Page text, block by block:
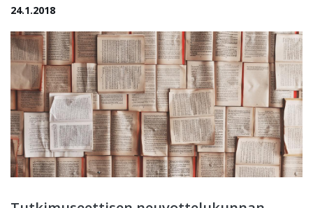
24.1.2018